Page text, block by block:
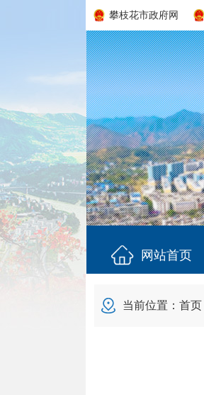
攀枝花市政府网
网站首页
当前位置： 首页